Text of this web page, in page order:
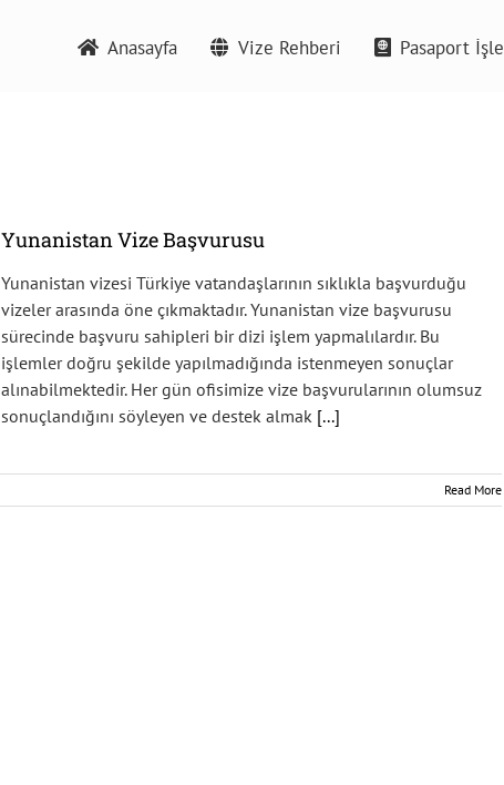
Anasayfa Vize Rehberi Pasaport
Yunanistan Vize Başvurusu
Yunanistan vizesi Türkiye vatandaşlarının sıklıkla başvurduğu
vizeler arasında öne çıkmaktadır. Yunanistan vize başvurusu
sürecinde başvuru sahipleri bir dizi işlem yapmalılardır. Bu
işlemler doğru şekilde yapılmadığında istenmeyen sonuçlar
alınabilmektedir. Her gün ofisimize vize başvurularının olumsuz
sonuçlandığını söyleyen ve destek almak [...]
Read More